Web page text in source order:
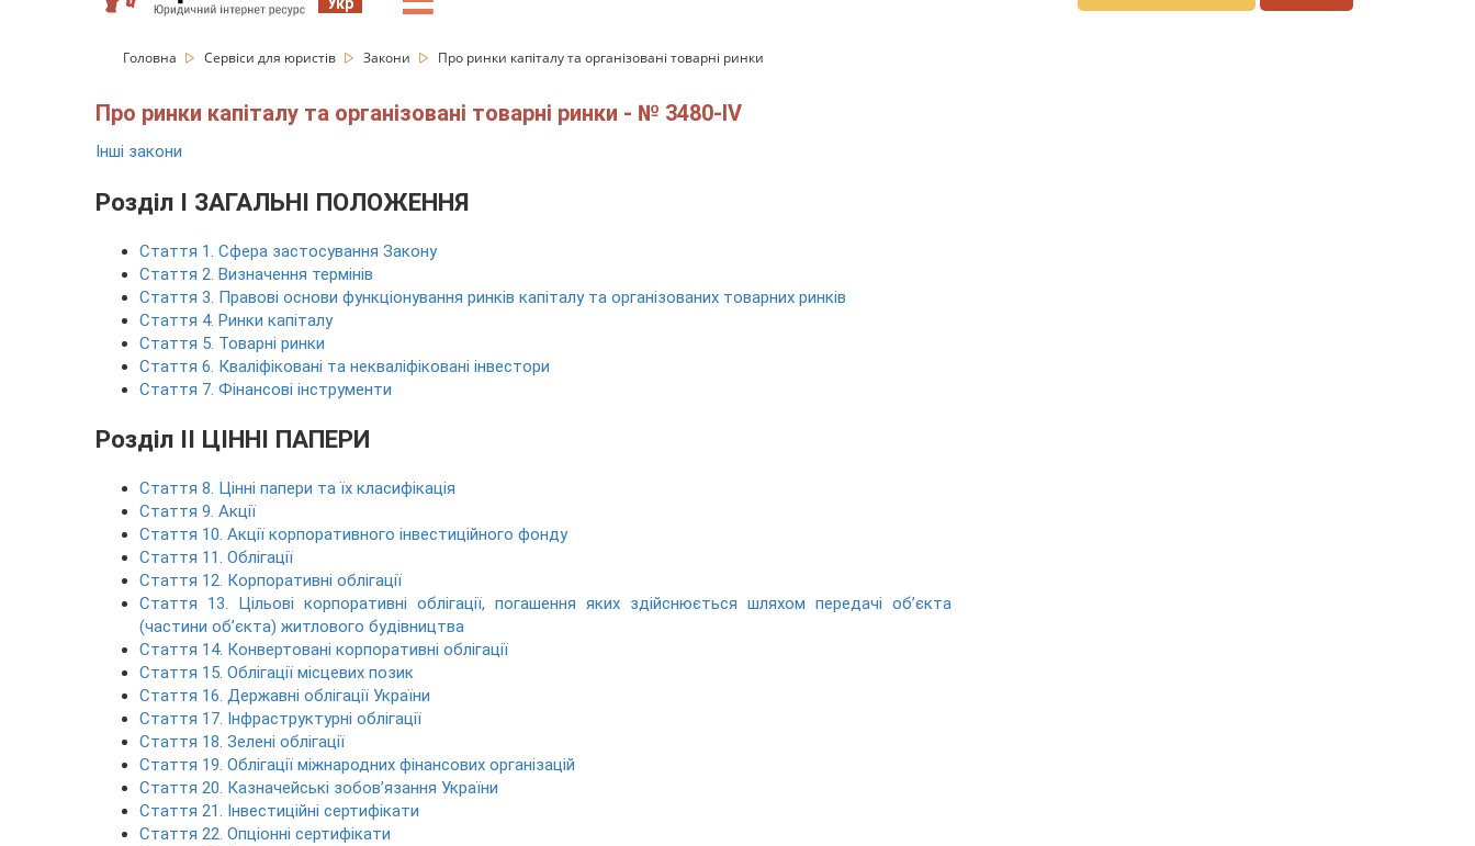
Головна Сервіси для юристів Закони Про ринки капіталу та організовані товарні ринки
Про ринки капіталу та організовані товарні ринки - № 3480-IV
Інші закони
Розділ I ЗАГАЛЬНІ ПОЛОЖЕННЯ
Стаття 1. Сфера застосування Закону
Стаття 2. Визначення термінів
Стаття 3. Правові основи функціонування ринків капіталу та організованих товарних ринків
Стаття 4. Ринки капіталу
Стаття 5. Товарні ринки
Стаття 6. Кваліфіковані та некваліфіковані інвестори
Стаття 7. Фінансові інструменти
Розділ II ЦІННІ ПАПЕРИ
Стаття 8. Цінні папери та їх класифікація
Стаття 9. Акції
Стаття 10. Акції корпоративного інвестиційного фонду
Стаття 11. Облігації
Стаття 12. Корпоративні облігації
Стаття 13. Цільові корпоративні облігації, погашення яких здійснюється шляхом передачі об’єкта
(частини об’єкта) житлового будівництва
Стаття 14. Конвертовані корпоративні облігації
Стаття 15. Облігації місцевих позик
Стаття 16. Державні облігації України
Стаття 17. Інфраструктурні облігації
Стаття 18. Зелені облігації
Стаття 19. Облігації міжнародних фінансових організацій
Стаття 20. Казначейські зобов’язання України
Стаття 21. Інвестиційні сертифікати
Стаття 22. Опціонні сертифікати